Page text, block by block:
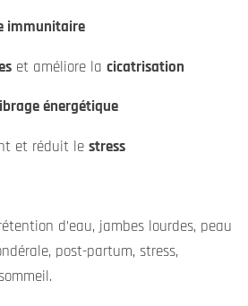
immunitaire
et améliore la cicatrisation
énergétique
et réduit le stress
d’eau, jambes lourdes, peau
post-partum, stress,